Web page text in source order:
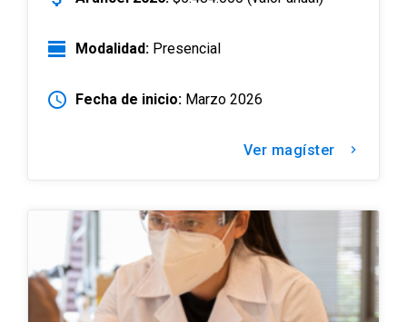
view_day Modalidad: Presencial
schedule Fecha de inicio: Marzo 2026
Ver magíster keyboard_arrow_right